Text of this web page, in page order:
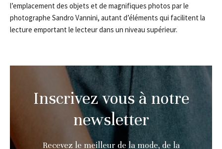
l’emplacement des objets et de magnifiques photos par le
photographe Sandro Vannini, autant d’éléments qui facilitent la
lecture emportant le lecteur dans un niveau supérieur.
Inscrivez vous à notre
newsletter
Recevez le meilleur de la mode, de la